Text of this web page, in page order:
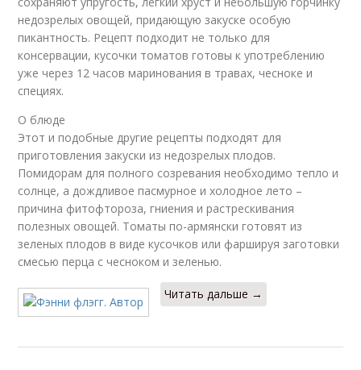
недозрелых овощей, придающую закуске особую
пикантность. Рецепт подходит не только для
консервации, кусочки томатов готовы к употреблению
уже через 12 часов маринования в травах, чесноке и
специях.
О блюде
Этот и подобные другие рецепты подходят для
приготовления закуски из недозрелых плодов.
Помидорам для полного созревания необходимо тепло и
солнце, а дождливое пасмурное и холодное лето –
причина фитофтороза, гниения и растрескивания
полезных овощей. Томаты по-армянски готовят из
зеленых плодов в виде кусочков или фаршируя заготовки
смесью перца с чесноком и зеленью.
Читать дальше →